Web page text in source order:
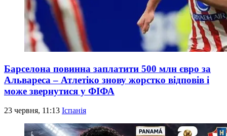
Барселона повинна заплатити 500 млн євро за
Альвареса – Атлетіко знову жорстко відповів і
може звернутися у ФІФА
23 червня, 11:13 Іспанія